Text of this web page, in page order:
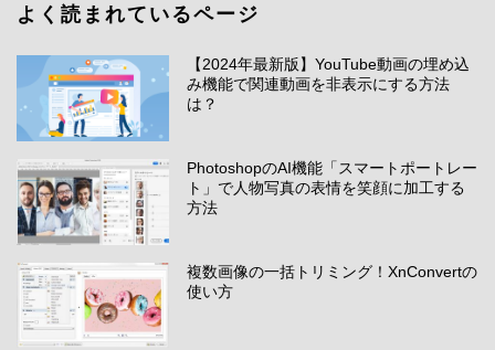
よく読まれているページ
【2024年最新版】YouTube動画の埋め込
み機能で関連動画を非表示にする方法
は？
PhotoshopのAI機能「スマートポートレー
ト」で人物写真の表情を笑顔に加工する
方法
複数画像の一括トリミング！XnConvertの
使い方